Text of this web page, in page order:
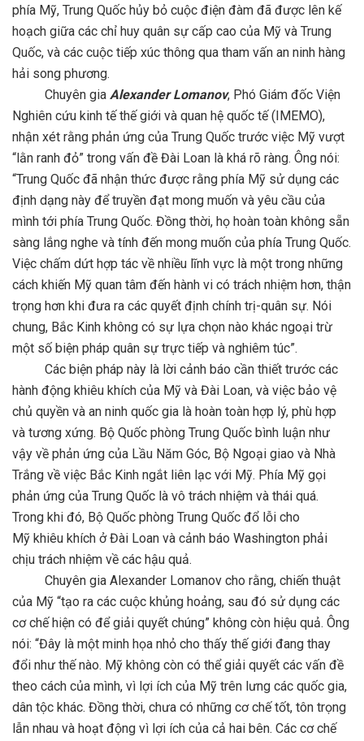
phía Mỹ, Trung Quốc hủy bỏ cuộc điện đàm đã được lên kế
hoạch giữa các chỉ huy quân sự cấp cao của Mỹ và Trung
Quốc, và các cuộc tiếp xúc thông qua tham vấn an ninh hàng
hải song phương.
Chuyên gia Alexander Lomanov, Phó Giám đốc Viện
Nghiên cứu kinh tế thế giới và quan hệ quốc tế (IMEMO),
nhận xét rằng phản ứng của Trung Quốc trước việc Mỹ vượt
“lằn ranh đỏ” trong vấn đề Đài Loan là khá rõ ràng. Ông nói:
“Trung Quốc đã nhận thức được rằng phía Mỹ sử dụng các
định dạng này để truyền đạt mong muốn và yêu cầu của
mình tới phía Trung Quốc. Đồng thời, họ hoàn toàn không sẵn
sàng lắng nghe và tính đến mong muốn của phía Trung Quốc.
Việc chấm dứt hợp tác về nhiều lĩnh vực là một trong những
cách khiến Mỹ quan tâm đến hành vi có trách nhiệm hơn, thận
trọng hơn khi đưa ra các quyết định chính trị-quân sự. Nói
chung, Bắc Kinh không có sự lựa chọn nào khác ngoại trừ
một số biện pháp quân sự trực tiếp và nghiêm túc”.
Các biện pháp này là lời cảnh báo cần thiết trước các
hành động khiêu khích của Mỹ và Đài Loan, và việc bảo vệ
chủ quyền và an ninh quốc gia là hoàn toàn hợp lý, phù hợp
và tương xứng. Bộ Quốc phòng Trung Quốc bình luận như
vậy về phản ứng của Lầu Năm Góc, Bộ Ngoại giao và Nhà
Trắng về việc Bắc Kinh ngắt liên lạc với Mỹ. Phía Mỹ gọi
phản ứng của Trung Quốc là vô trách nhiệm và thái quá.
Trong khi đó, Bộ Quốc phòng Trung Quốc đổ lỗi cho
Mỹ khiêu khích ở Đài Loan và cảnh báo Washington phải
chịu trách nhiệm về các hậu quả.
Chuyên gia Alexander Lomanov cho rằng, chiến thuật
của Mỹ “tạo ra các cuộc khủng hoảng, sau đó sử dụng các
cơ chế hiện có để giải quyết chúng” không còn hiệu quả. Ông
nói: “Đây là một minh họa nhỏ cho thấy thế giới đang thay
đổi như thế nào. Mỹ không còn có thể giải quyết các vấn đề
theo cách của mình, vì lợi ích của Mỹ trên lưng các quốc gia,
dân tộc khác. Đồng thời, chưa có những cơ chế tốt, tôn trọng
lẫn nhau và hoạt động vì lợi ích của cả hai bên. Các cơ chế